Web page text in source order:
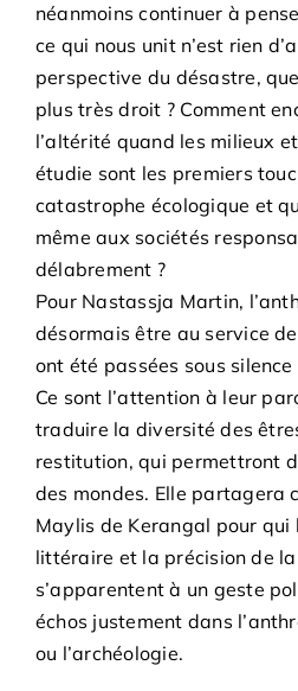
néanmoins continuer à
ce qui nous unit n’est rien
perspective du désastre,
plus très droit ? Comment
l’altérité quand les milieux
étudie sont les premiers
catastrophe écologique et
même aux sociétés
délabrement ?
Pour Nastassja Martin,
désormais être au service
ont été passées sous
Ce sont l’attention à leur
traduire la diversité des
restitution, qui permettront
des mondes. Elle partagera
Maylis de Kerangal pour
littéraire et la précision de
s’apparentent à un geste
échos justement dans
ou l’archéologie.